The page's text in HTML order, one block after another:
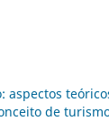
aspectos
de